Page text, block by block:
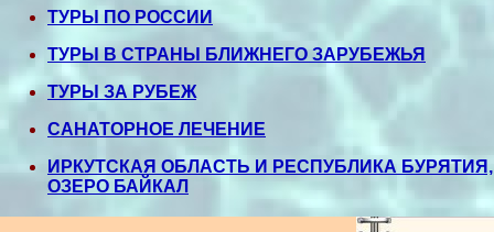
ТУРЫ ПО РОССИИ
ТУРЫ В СТРАНЫ БЛИЖНЕГО ЗАРУБЕЖЬЯ
ТУРЫ ЗА РУБЕЖ
САНАТОРНОЕ ЛЕЧЕНИЕ
ИРКУТСКАЯ ОБЛАСТЬ И РЕСПУБЛИКА БУРЯТИЯ,
ОЗЕРО БАЙКАЛ